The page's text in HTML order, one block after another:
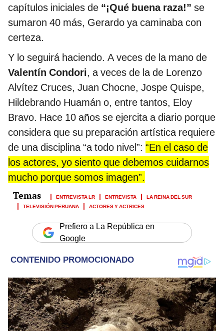
capítulos iniciales de “¡Qué buena raza!” se
sumaron 40 más, Gerardo ya caminaba con
certeza.
Y lo seguirá haciendo. A veces de la mano de
Valentín Condori, a veces de la de Lorenzo
Alvítez Cruces, Juan Chocne, Jospe Quispe,
Hildebrando Huamán o, entre tantos, Eloy
Bravo. Hace 10 años se ejercita a diario porque
considera que su preparación artística requiere
de una disciplina “a todo nivel”: “En el caso de
los actores, yo siento que debemos cuidarnos
mucho porque somos imagen”.
ENTREVISTA LR ENTREVISTA
LA REINA DEL SUR
TELEVISIÓN PERUANA
ACTORES Y ACTRICES
Prefiero a La República en
Google